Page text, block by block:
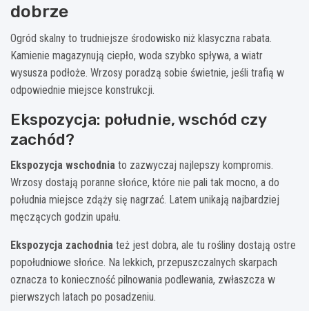
dobrze
Ogród skalny to trudniejsze środowisko niż klasyczna rabata.
Kamienie magazynują ciepło, woda szybko spływa, a wiatr
wysusza podłoże. Wrzosy poradzą sobie świetnie, jeśli trafią w
odpowiednie miejsce konstrukcji.
Ekspozycja: południe, wschód czy
zachód?
Ekspozycja wschodnia to zazwyczaj najlepszy kompromis.
Wrzosy dostają poranne słońce, które nie pali tak mocno, a do
południa miejsce zdąży się nagrzać. Latem unikają najbardziej
męczących godzin upału.
Ekspozycja zachodnia też jest dobra, ale tu rośliny dostają ostre
popołudniowe słońce. Na lekkich, przepuszczalnych skarpach
oznacza to konieczność pilnowania podlewania, zwłaszcza w
pierwszych latach po posadzeniu.